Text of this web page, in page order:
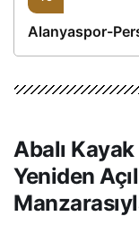
Alanyaspor-
Abalı
Yeniden